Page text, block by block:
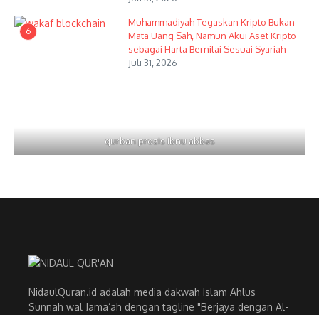
6
Muhammadiyah Tegaskan Kripto Bukan
Mata Uang Sah, Namun Akui Aset Kripto
sebagai Harta Bernilai Sesuai Syariah
Juli 31, 2026
qurban prozis ibnu abbas
NidaulQuran.id adalah media dakwah Islam Ahlus
Sunnah wal Jama’ah dengan tagline "Berjaya dengan Al-